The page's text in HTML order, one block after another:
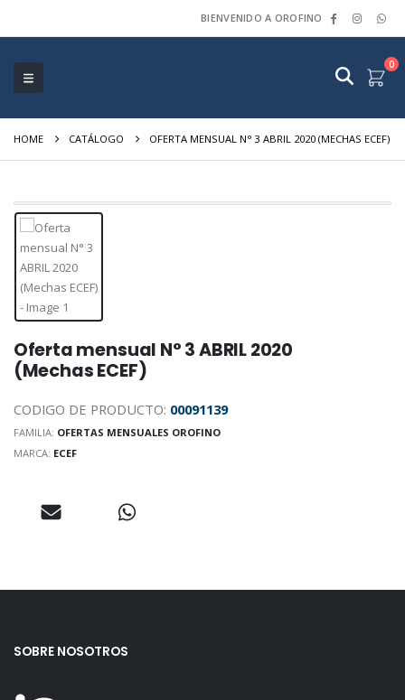
BIENVENIDO A OROFINO
0
HOME CATÁLOGO OFERTA MENSUAL N° 3 ABRIL 2020 (MECHAS ECEF)
Oferta mensual N° 3 ABRIL 2020
(Mechas ECEF)
CODIGO DE PRODUCTO: 00091139
FAMILIA: OFERTAS MENSUALES OROFINO
MARCA: ECEF
SOBRE NOSOTROS